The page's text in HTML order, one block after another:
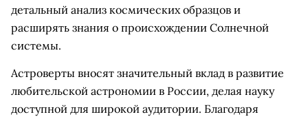
детальный анализ космических образцов и
расширять знания о происхождении Солнечной
системы.
Астроверты вносят значительный вклад в развитие
любительской астрономии в России, делая науку
доступной для широкой аудитории. Благодаря